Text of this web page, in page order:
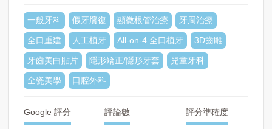
一般牙科 假牙贗復 顯微根管治療 牙周治療
全口重建 人工植牙 All-on-4 全口植牙 3D齒雕
牙齒美白貼片 隱形矯正/隱形牙套 兒童牙科
全瓷美學 口腔外科
Google 評分 評論數 評分準確度